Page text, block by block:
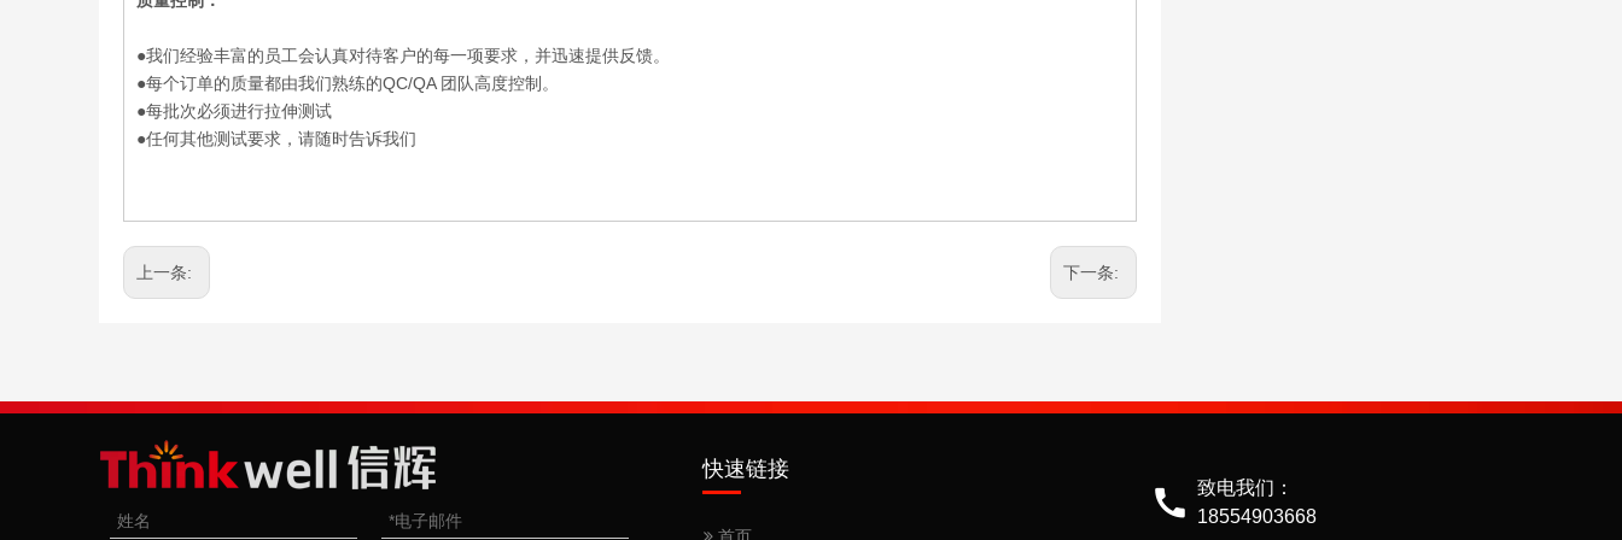
●我们经验丰富的员工会认真对待客户的每一项要求，并迅速提供反馈。
●每个订单的质量都由我们熟练的QC/QA 团队高度控制。
●每批次必须进行拉伸测试
●任何其他测试要求，请随时告诉我们
上一条: 下一条:
快速链接
致电我们：
18554903668